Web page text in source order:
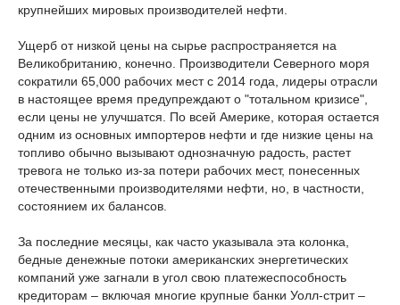
крупнейших мировых производителей нефти.
Ущерб от низкой цены на сырье распространяется на
Великобританию, конечно. Производители Северного моря
сократили 65,000 рабочих мест с 2014 года, лидеры отрасли
в настоящее время предупреждают о "тотальном кризисе",
если цены не улучшатся. По всей Америке, которая остается
одним из основных импортеров нефти и где низкие цены на
топливо обычно вызывают однозначную радость, растет
тревога не только из-за потери рабочих мест, понесенных
отечественными производителями нефти, но, в частности,
состоянием их балансов.
За последние месяцы, как часто указывала эта колонка,
бедные денежные потоки американских энергетических
компаний уже загнали в угол свою платежеспособность
кредиторам – включая многие крупные банки Уолл-стрит –